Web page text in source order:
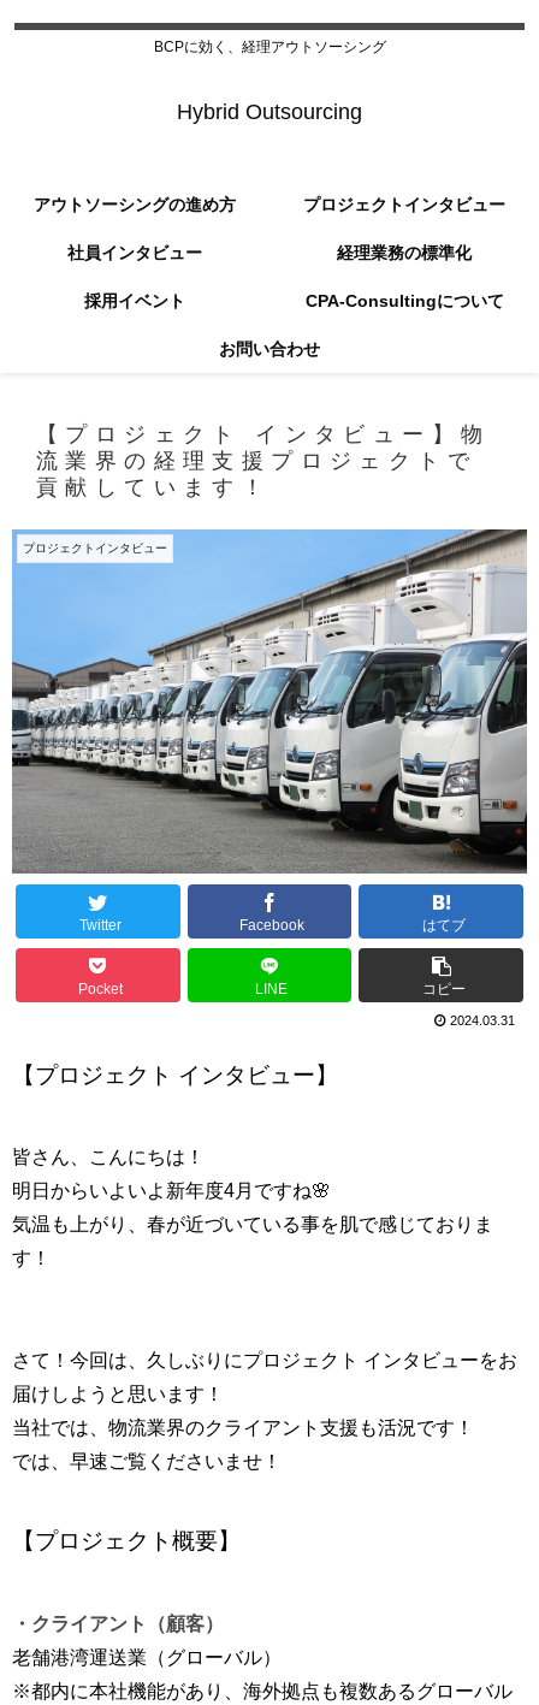
BCPに効く、経理アウトソーシング
Hybrid Outsourcing
アウトソーシングの進め方 プロジェクトインタビュー
社員インタビュー 経理業務の標準化
採用イベント CPA-Consultingについて
お問い合わせ
【プロジェクト インタビュー】物
流業界の経理支援プロジェクトで
貢献しています！
プロジェクトインタビュー
Twitter Facebook はてブ
Pocket LINE コピー
2024.03.31
【プロジェクト インタビュー】
皆さん、こんにちは！
明日からいよいよ新年度4月ですね🌸
気温も上がり、春が近づいている事を肌で感じておりま
す！
さて！今回は、久しぶりにプロジェクト インタビューをお
届けしようと思います！
当社では、物流業界のクライアント支援も活況です！
では、早速ご覧くださいませ！
【プロジェクト概要】
・クライアント（顧客）
老舗港湾運送業（グローバル）
※都内に本社機能があり、海外拠点も複数あるグローバル